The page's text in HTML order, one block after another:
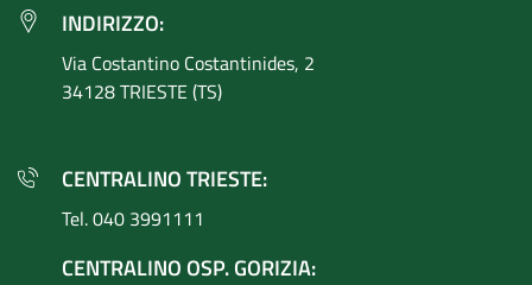
INDIRIZZO:
Via Costantino Costantinides, 2
34128 TRIESTE (TS)
CENTRALINO TRIESTE:
Tel. 040 3991111
CENTRALINO OSP. GORIZIA: